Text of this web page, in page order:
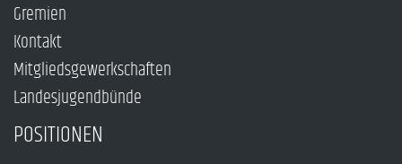
Gremien
Kontakt
Mitgliedsgewerkschaften
Landesjugendbünde
POSITIONEN